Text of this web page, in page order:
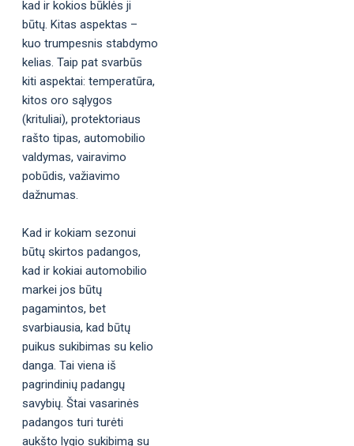
kad ir kokios būklės ji
būtų. Kitas aspektas –
kuo trumpesnis stabdymo
kelias. Taip pat svarbūs
kiti aspektai: temperatūra,
kitos oro sąlygos
(krituliai), protektoriaus
rašto tipas, automobilio
valdymas, vairavimo
pobūdis, važiavimo
dažnumas.
Kad ir kokiam sezonui
būtų skirtos padangos,
kad ir kokiai automobilio
markei jos būtų
pagamintos, bet
svarbiausia, kad būtų
puikus sukibimas su kelio
danga. Tai viena iš
pagrindinių padangų
savybių. Štai vasarinės
padangos turi turėti
aukšto lygio sukibimą su